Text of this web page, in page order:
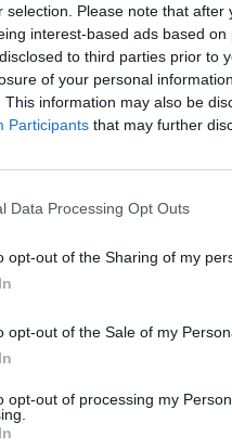
selection. Please note that
interest-based ads based
to third parties prior to
of your personal
This information may also be
Participants that may further
Data Processing Opt Outs
opt-out of the Sharing of my
opt-out of the Sale of my
opt-out of processing my
María José García
online de
de
Nacional
NOVEDADES